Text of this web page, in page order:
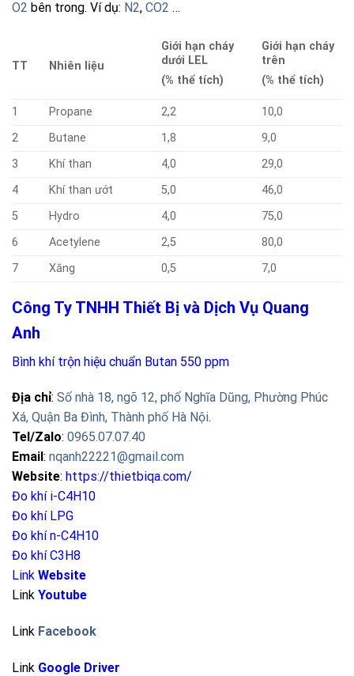
O2 bên trong. Ví dụ: N2, CO2 …
TT Nhiên liệu
Giới hạn cháy
dưới LEL
(% thể tích)
Giới hạn cháy
trên
(% thể tích)
1 Propane 2,2
10,0
2
Butane 1,8
9,0
3
Khí than 4,0
29,0
4
Khí than ướt 5,0
46,0
5
Hydro 4,0
75,0
6
Acetylene 2,5
80,0
7
Xăng 0,5 7,0
Công Ty TNHH Thiết Bị và Dịch Vụ Quang
Anh
Bình khí trộn hiệu chuẩn Butan 550 ppm
Địa chỉ: Số nhà 18, ngõ 12, phố Nghĩa Dũng, Phường Phúc
Xá, Quận Ba Đình, Thành phố Hà Nội.
Tel/Zalo: 0965.07.07.40
Email : nqanh22221@gmail.com
Website: https://thietbiqa.com/
Đo khí i-C4H10
Đo khí LPG
Đo khí n-C4H10
Đo khí C3H8
Link Website
Link Youtube
Link Facebook
Link Google Driver